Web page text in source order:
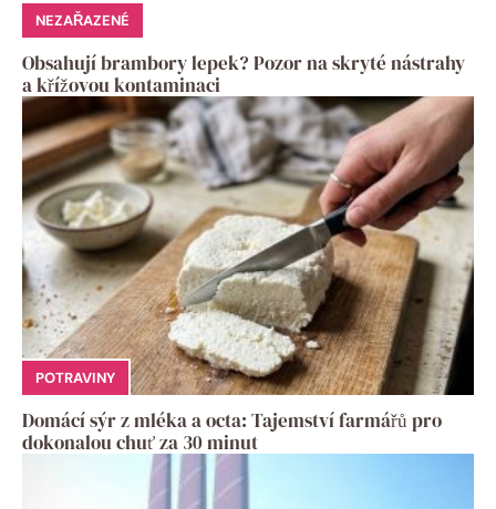
NEZAŘAZENÉ
Obsahují brambory lepek? Pozor na skryté nástrahy
a křížovou kontaminaci
POTRAVINY
Domácí sýr z mléka a octa: Tajemství farmářů pro
dokonalou chuť za 30 minut